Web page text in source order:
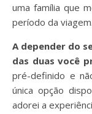
uma família que
período da viagem.
A depender do
das duas você
pré-definido e
única opção
adorei a